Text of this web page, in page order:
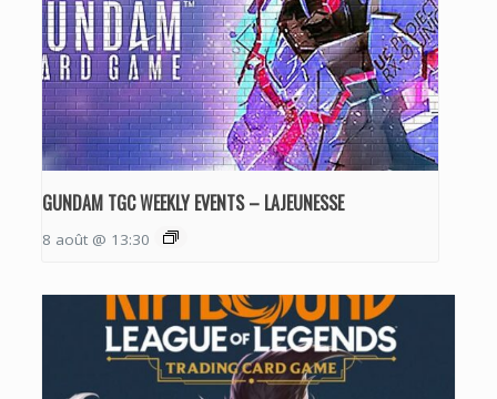
GUNDAM TGC WEEKLY EVENTS – LAJEUNESSE
8 août @ 13:30